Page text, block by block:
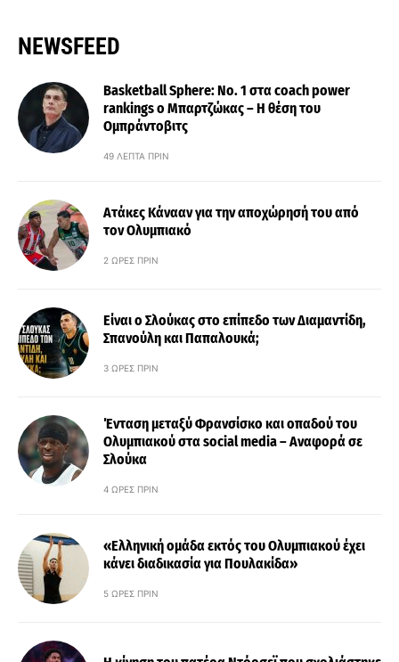
NEWSFEED
Basketball Sphere: No. 1 στα coach power
rankings ο Μπαρτζώκας – Η θέση του
Ομπράντοβιτς
49 ΛΕΠΤΆ ΠΡΙΝ
Ατάκες Κάνααν για την αποχώρησή του από
τον Ολυμπιακό
2 ΏΡΕΣ ΠΡΙΝ
Είναι ο Σλούκας στο επίπεδο των Διαμαντίδη,
Σπανούλη και Παπαλουκά;
3 ΏΡΕΣ ΠΡΙΝ
Ένταση μεταξύ Φρανσίσκο και οπαδού του
Ολυμπιακού στα social media – Αναφορά σε
Σλούκα
4 ΏΡΕΣ ΠΡΙΝ
«Ελληνική ομάδα εκτός του Ολυμπιακού έχει
κάνει διαδικασία για Πουλακίδα»
5 ΏΡΕΣ ΠΡΙΝ